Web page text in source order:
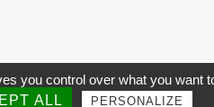
you control over what you want
ALL PERSONALIZE